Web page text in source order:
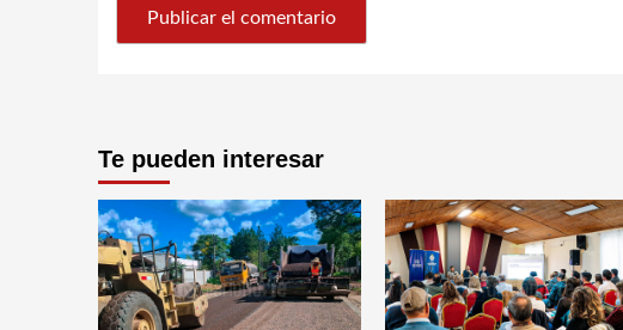
Te pueden interesar